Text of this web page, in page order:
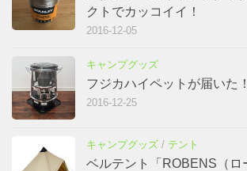
クトでカッコイイ！
2016-12-05
キャンプグッズ
フジカハイペットが届いた！
2016-12-25
キャンプグッズ / テント
ベルテント「ROBENS（ロ